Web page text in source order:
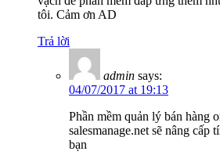
tôi. Cảm ơn AD
Trả lời
admin says:
04/07/2017 at 19:13
Phần mềm quản lý bán hàng
salesmanage.net sẽ nâng cấp
bạn